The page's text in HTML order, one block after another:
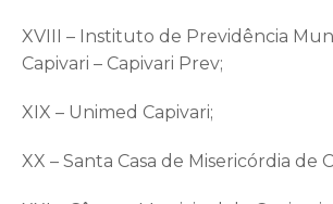
XVIII – Instituto de Previdência
Capivari – Capivari Prev;
XIX – Unimed Capivari;
XX – Santa Casa de Misericórdia de